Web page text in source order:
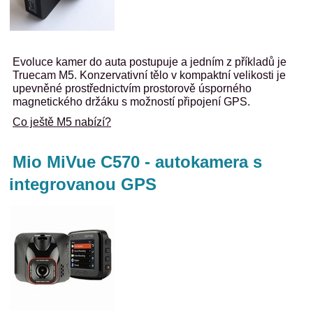
Evoluce kamer do auta postupuje a jedním z příkladů je
Truecam M5. Konzervativní tělo v kompaktní velikosti je
upevněné prostřednictvím prostorově úsporného
magnetického držáku s možností připojení GPS.
Co ještě M5 nabízí?
Mio MiVue C570 - autokamera s
integrovanou GPS